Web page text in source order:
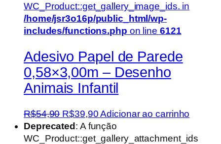
WC_Product::get_gallery_image_ids. in
/home/jsr3o16p/public_html/wp-
includes/functions.php on line 6121
Adesivo Papel de Parede
0,58×3,00m – Desenho
Animais Infantil
R$54,90 O
preço
original
R$39,90O
preço
atual
Adicionar ao carrinho
Deprecated: A função
WC_Product::get_gallery_attachment_ids